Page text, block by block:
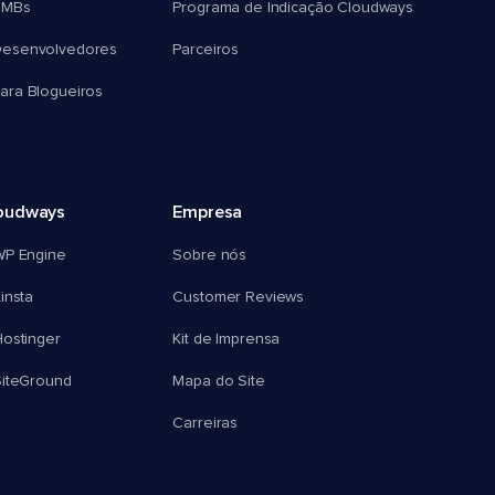
Blogueiros
Programa de Indicação Cloudways
Parceiros
Engine
Empresa
Sobre nós
Customer Reviews
Kit de Imprensa
Mapa do Site
Carreiras